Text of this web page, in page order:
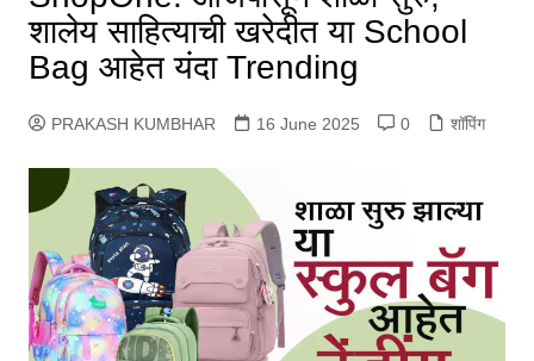
शालेय साहित्याची खरेदीत या School
Bag आहेत यंदा Trending
PRAKASH KUMBHAR 16 June 2025 0 शॉपिंग